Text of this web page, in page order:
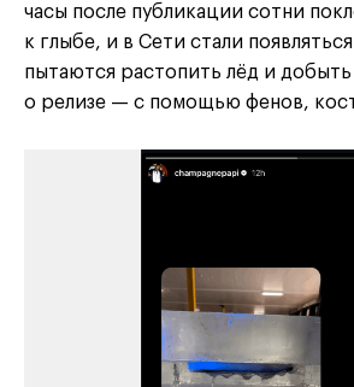
часы после публикации сотни
к глыбе, и в Сети стали
пытаются растопить лёд и
о релизе — с помощью фенов,